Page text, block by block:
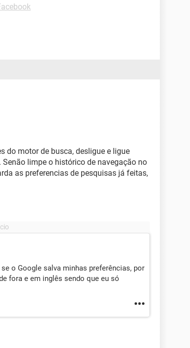
do motor de busca, desligue e ligue
limpe o histórico de navegação no
as preferencias de pesquisas já feitas,
o Google salva minhas preferências, por
fora e em inglês sendo que eu só